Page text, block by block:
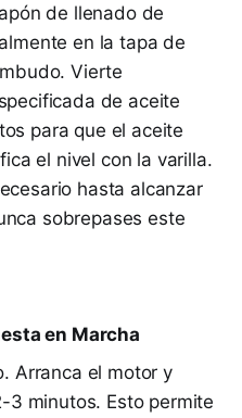
de llenado de
en la tapa de
Vierte
de aceite
para que el aceite
el nivel con la varilla.
hasta alcanzar
sobrepases este
en Marcha
Arranca el motor y
3 minutos. Esto permite